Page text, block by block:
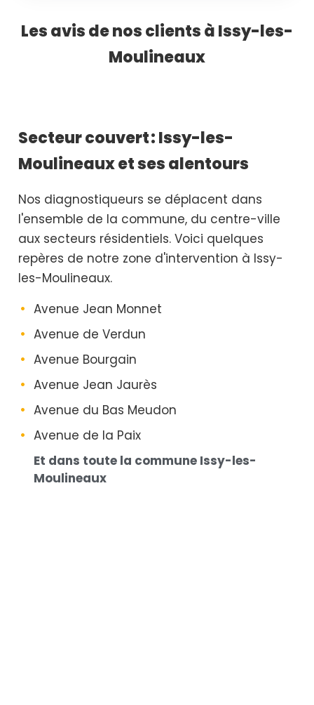
Les avis de nos clients à Issy-les-
Moulineaux
Secteur couvert : Issy-les-
Moulineaux et ses alentours
Nos diagnostiqueurs se déplacent dans
l'ensemble de la commune, du centre-ville
aux secteurs résidentiels. Voici quelques
repères de notre zone d'intervention à Issy-
les-Moulineaux.
Avenue Jean Monnet
Avenue de Verdun
Avenue Bourgain
Avenue Jean Jaurès
Avenue du Bas Meudon
Avenue de la Paix
Et dans toute la commune Issy-les-
Moulineaux